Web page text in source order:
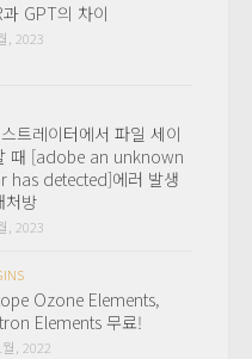
과 GPT의 차이
, 2023
트레이터에서 파일 세이
때 [adobe an unknown
has detected]에러 발생
처방
, 2023
Ozone Elements,
Elements 무료!
, 2022